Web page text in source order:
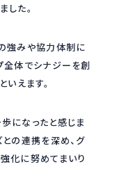
た。
強みや協力体制に
体でシナジーを創
えます。
になったと感じま
の連携を深め、グ
化に努めてまいり